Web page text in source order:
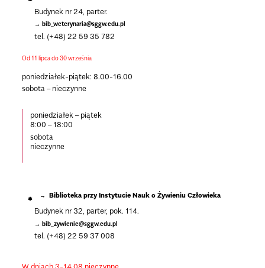
Budynek nr 24, parter.
bib_weterynaria@sggw.edu.pl
tel. (+48) 22 59 35 782
Od 11 lipca do 30 września
poniedziałek-piątek: 8.00-16.00
sobota – nieczynne
poniedziałek – piątek
8:00 – 18:00
sobota
nieczynne
Biblioteka przy Instytucie Nauk o Żywieniu Człowieka
Budynek nr 32, parter, pok. 114.
bib_zywienie@sggw.edu.pl
tel. (+48) 22 59 37 008